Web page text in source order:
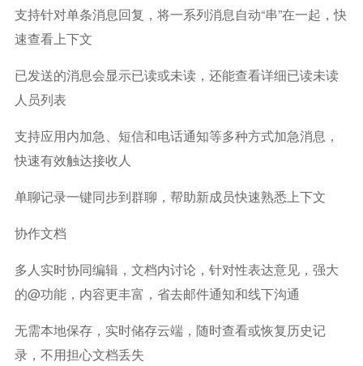
支持针对单条消息回复，将一系列消息自动“串”在一起，快
速查看上下文
已发送的消息会显示已读或未读，还能查看详细已读未读
人员列表
支持应用内加急、短信和电话通知等多种方式加急消息，
快速有效触达接收人
单聊记录一键同步到群聊，帮助新成员快速熟悉上下文
协作文档
多人实时协同编辑，文档内讨论，针对性表达意见，强大
的@功能，内容更丰富，省去邮件通知和线下沟通
无需本地保存，实时储存云端，随时查看或恢复历史记
录，不用担心文档丢失